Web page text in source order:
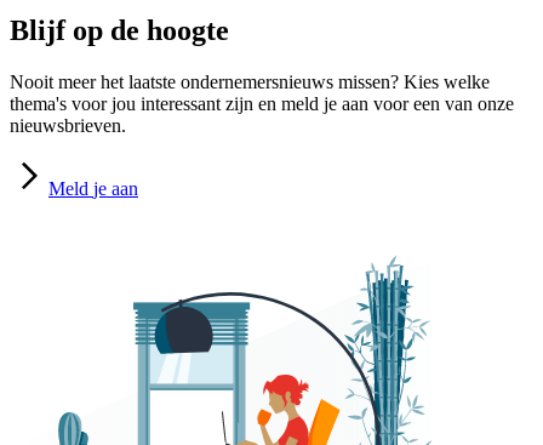
Blijf op de hoogte
Nooit meer het laatste ondernemersnieuws missen? Kies welke
thema's voor jou interessant zijn en meld je aan voor een van onze
nieuwsbrieven.
Meld je aan